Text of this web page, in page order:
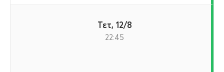
Τετ, 12/8
22:45